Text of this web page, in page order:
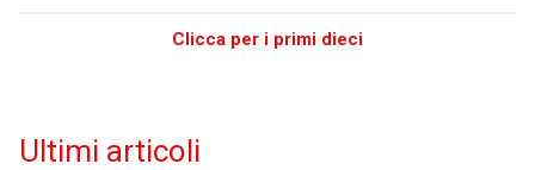
Clicca per i primi dieci
Ultimi articoli